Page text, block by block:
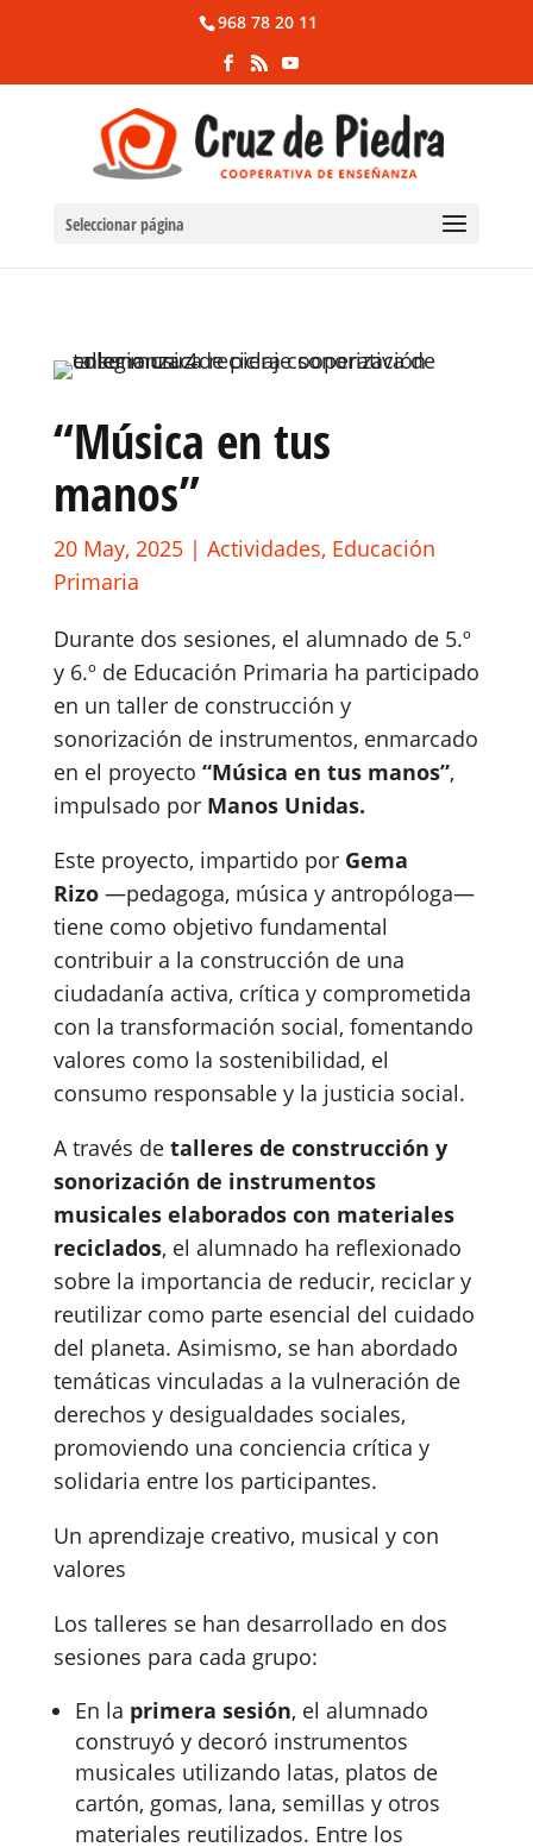
968 78 20 11
Seleccionar página
“Música en tus
manos”
20 May, 2025| Actividades, Educación
Primaria
Durante dos sesiones, el alumnado de 5.º
y 6.º de Educación Primaria ha participado
en un taller de construcción y
sonorización de instrumentos, enmarcado
en el proyecto “Música en tus manos”,
impulsado por Manos Unidas.
Este proyecto, impartido por Gema
Rizo—pedagoga, música y antropóloga—
tiene como objetivo fundamental
contribuir a la construcción de una
ciudadanía activa, crítica y comprometida
con la transformación social, fomentando
valores como la sostenibilidad, el
consumo responsable y la justicia social.
A través de talleres de construcción y
sonorización de instrumentos
musicales elaborados con materiales
reciclados, el alumnado ha reflexionado
sobre la importancia de reducir, reciclar y
reutilizar como parte esencial del cuidado
del planeta. Asimismo, se han abordado
temáticas vinculadas a la vulneración de
derechos y desigualdades sociales,
promoviendo una conciencia crítica y
solidaria entre los participantes.
Un aprendizaje creativo, musical y con
valores
Los talleres se han desarrollado en dos
sesiones para cada grupo:
En la primera sesión, el alumnado
construyó y decoró instrumentos
musicales utilizando latas, platos de
cartón, gomas, lana, semillas y otros
materiales reutilizados. Entre los